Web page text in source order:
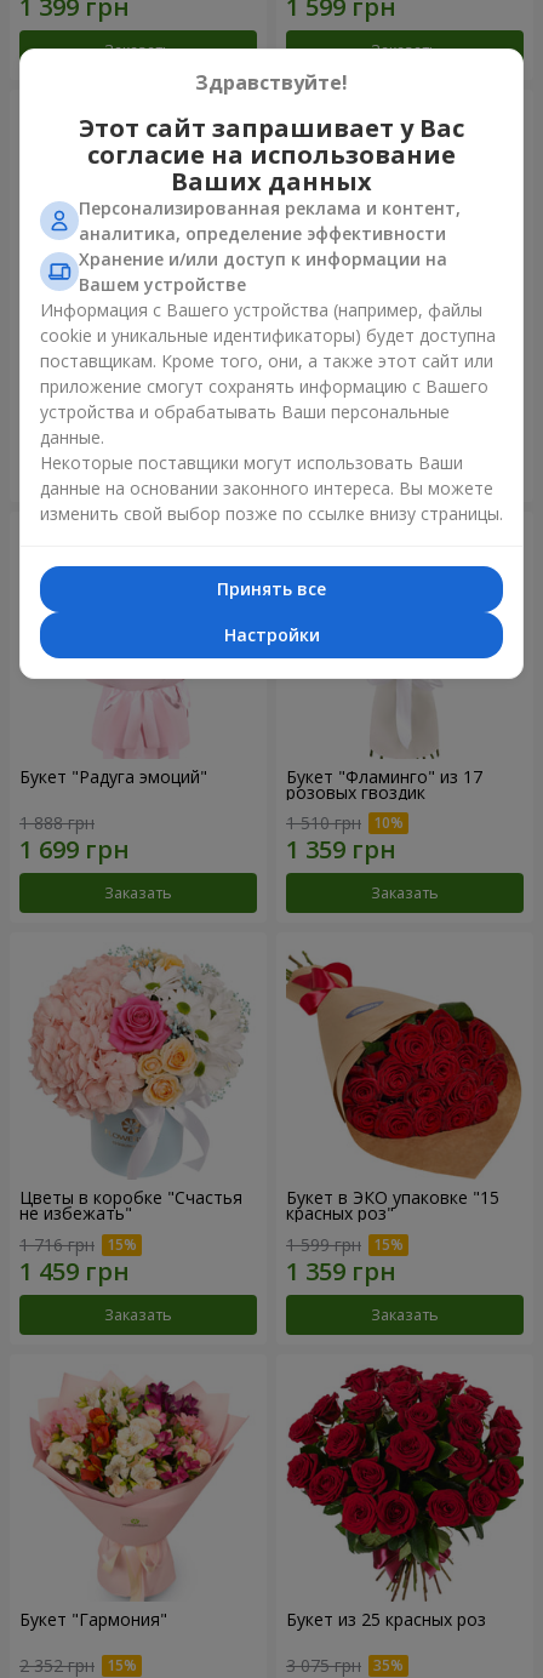
Заказать Заказать
Букет кустовых роз
1 954 грн
Заказать
Букет "Прикосновение
любви" + Raffaello
1 999 грн
Заказать
Букет "Радуга эмоций"
1 888 грн
Заказать
Букет "Фламинго" из 17
розовых гвоздик
1 510 грн
Заказать
Цветы в коробке "Счастья
не избежать"
1 716 грн
Заказать
Букет в ЭКО упаковке "15
красных роз"
1 599 грн
Заказать
Букет "Гармония"
2 352 грн
Букет из 25 красных роз
3 075 грн
Здравствуйте!
Этот сайт запрашивает у Вас
согласие на использование
Ваших данных
Персонализированная реклама и контент,
аналитика, определение эффективности
Хранение и/или доступ к информации на
Вашем устройстве
Информация с Вашего устройства (например, файлы
cookie и уникальные идентификаторы) будет доступна
поставщикам. Кроме того, они, а также этот сайт или
приложение смогут сохранять информацию с Вашего
устройства и обрабатывать Ваши персональные
данные.
Некоторые поставщики могут использовать Ваши
данные на основании законного интереса. Вы можете
изменить свой выбор позже по ссылке внизу страницы.
Принять все
Настройки